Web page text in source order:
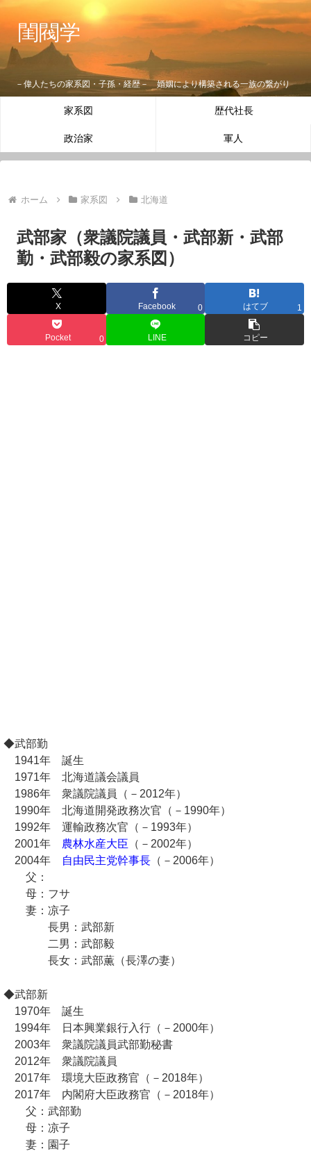
閨閥学
－偉人たちの家系図・子孫・経歴－ 婚姻により構築される一族の繋がり
家系図 歴代社長
政治家 軍人
ホーム 家系図 北海道
武部家（衆議院議員・武部新・武部
勤・武部毅の家系図）
X Facebook 0 はてブ 1
Pocket 0 LINE コピー
◆武部勤
1941年 誕生
1971年 北海道議会議員
1986年 衆議院議員（－2012年）
1990年 北海道開発政務次官（－1990年）
1992年 運輸政務次官（－1993年）
2001年 農林水産大臣 （－2002年）
2004年
自由民主党幹事長（－2006年）
父：
母：フサ
妻：凉子
長男：武部新
二男：武部毅
長女：武部薫（長澤の妻）
◆武部新
1970年 誕生
1994年 日本興業銀行入行（－2000年）
2003年 衆議院議員武部勤秘書
2012年 衆議院議員
2017年 環境大臣政務官（－2018年）
2017年 内閣府大臣政務官（－2018年）
父：武部勤
母：凉子
妻：園子